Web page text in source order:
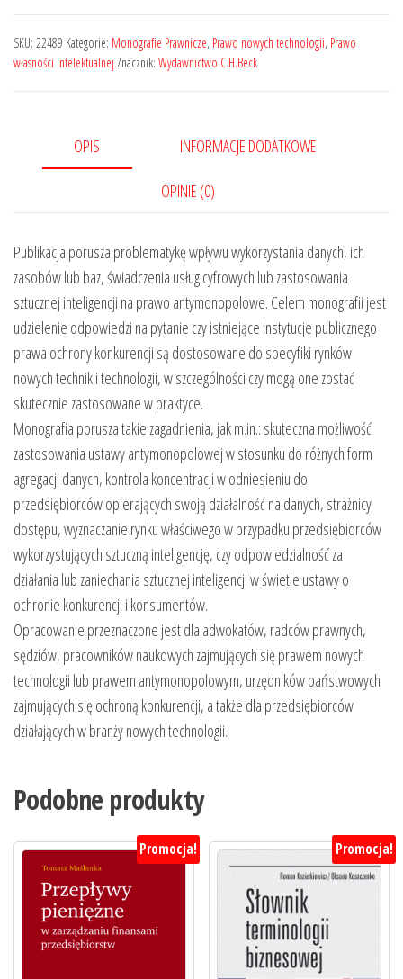
ochrony
konkurencji
techniki
przykładzie
wykorzystania
danych
lub
ich
baz,
świadczenia
usług
cyfrowych
lub
zastosowania
sztucznej
inteligencji
SKU: 22489 Kategorie: Monografie Prawnicze, Prawo nowych technologii, Prawo
własności intelektualnej Znacznik: Wydawnictwo C.H.Beck
OPIS INFORMACJE DODATKOWE
OPINIE (0)
Publikacja porusza problematykę wpływu wykorzystania danych, ich
zasobów lub baz, świadczenia usług cyfrowych lub zastosowania
sztucznej inteligencji na prawo antymonopolowe. Celem monografii jest
udzielenie odpowiedzi na pytanie czy istniejące instytucje publicznego
prawa ochrony konkurencji są dostosowane do specyfiki rynków
nowych technik i technologii, w szczególności czy mogą one zostać
skutecznie zastosowane w praktyce.
Monografia porusza takie zagadnienia, jak m.in.: skuteczna możliwość
zastosowania ustawy antymonopolowej w stosunku do różnych form
agregacji danych, kontrola koncentracji w odniesieniu do
przedsiębiorców opierających swoją działalność na danych, strażnicy
dostępu, wyznaczanie rynku właściwego w przypadku przedsiębiorców
wykorzystujących sztuczną inteligencję, czy odpowiedzialność za
działania lub zaniechania sztucznej inteligencji w świetle ustawy o
ochronie konkurencji i konsumentów.
Opracowanie przeznaczone jest dla adwokatów, radców prawnych,
sędziów, pracowników naukowych zajmujących się prawem nowych
technologii lub prawem antymonopolowym, urzędników państwowych
zajmujących się ochroną konkurencji, a także dla przedsiębiorców
działających w branży nowych technologii.
Podobne produkty
Promocja! Promocja!